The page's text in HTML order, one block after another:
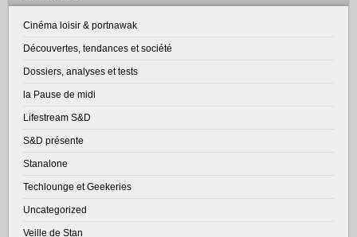
Cinéma loisir & portnawak
Découvertes, tendances et société
Dossiers, analyses et tests
la Pause de midi
Lifestream S&D
S&D présente
Stanalone
Techlounge et Geekeries
Uncategorized
Veille de Stan